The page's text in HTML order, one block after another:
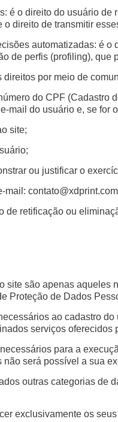
é o direito do usuário
direito de transmitir
automatizadas: é
de perfis (profiling), que
por meio de
do CPF
mail do usuário e, se for
site;
ou justificar o
mail:
de retificação ou
site são apenas aqueles
Proteção de Dados
ao cadastro
serviços oferecidos
para a
será possível a sua
outras categorias de
exclusivamente os